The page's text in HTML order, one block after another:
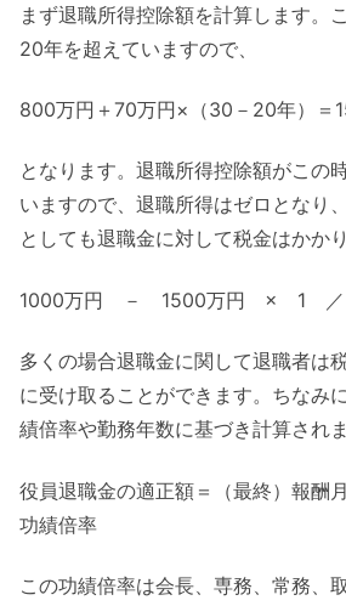
まず退職所得控除額を計算します。
20年を超えていますので、
800万円＋70万円×（30－20年）＝
となります。退職所得控除額がこの
いますので、退職所得はゼロとなり
としても退職金に対して税金はかかり
1000万円 － 1500万円 × 1
多くの場合退職金に関して退職者は
に受け取ることができます。ちなみ
績倍率や勤務年数に基づき計算されま
役員退職金の適正額＝（最終）報酬
功績倍率
この功績倍率は会長、専務、常務、